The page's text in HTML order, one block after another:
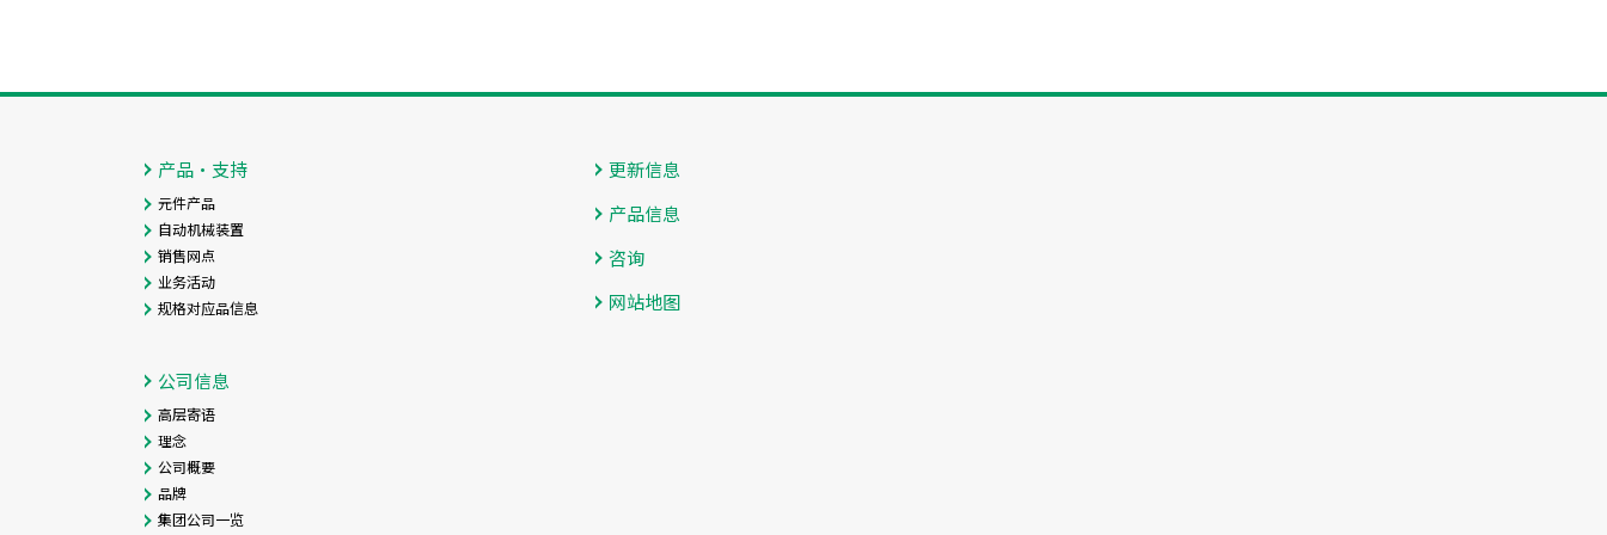
产品・支持
元件产品
自动机械装置
销售网点
业务活动
规格对应品信息
公司信息
高层寄语
理念
公司概要
品牌
集团公司一览
更新信息
产品信息
咨询
网站地图